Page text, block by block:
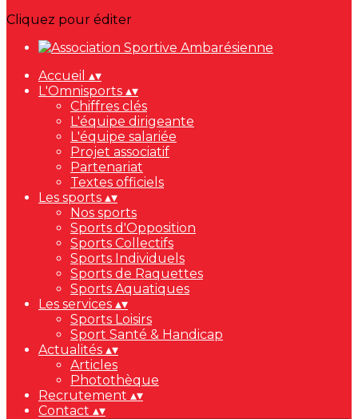
Cliquez pour éditer
Accueil ▴▾
L'Omnisports ▴▾
Chiffres clés
L'équipe dirigeante
L'équipe salariée
Projet associatif
Partenariat
Textes officiels
Les sports ▴▾
Nos sports
Sports d'Opposition
Sports Collectifs
Sports Individuels
Sports de Raquettes
Sports Aquatiques
Les services ▴▾
Sports Loisirs
Sport Santé & Handicap
Actualités ▴▾
Articles
Photothèque
Recrutement ▴▾
Contact ▴▾